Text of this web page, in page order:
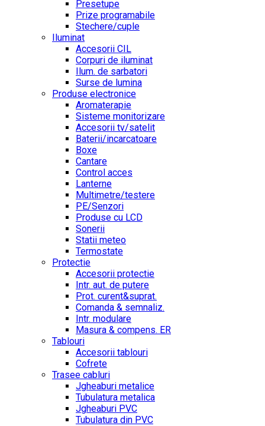
Presetupe
Prize programabile
Stechere/cuple
Iluminat
Accesorii CIL
Corpuri de iluminat
Ilum. de sarbatori
Surse de lumina
Produse electronice
Aromaterapie
Sisteme monitorizare
Accesorii tv/satelit
Baterii/incarcatoare
Boxe
Cantare
Control acces
Lanterne
Multimetre/testere
PE/Senzori
Produse cu LCD
Sonerii
Statii meteo
Termostate
Protectie
Accesorii protectie
Intr. aut. de putere
Prot. curent&suprat.
Comanda & semnaliz.
Intr. modulare
Masura & compens. ER
Tablouri
Accesorii tablouri
Cofrete
Trasee cabluri
Jgheaburi metalice
Tubulatura metalica
Jgheaburi PVC
Tubulatura din PVC